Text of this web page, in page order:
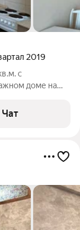
2019
с
доме на
Чат